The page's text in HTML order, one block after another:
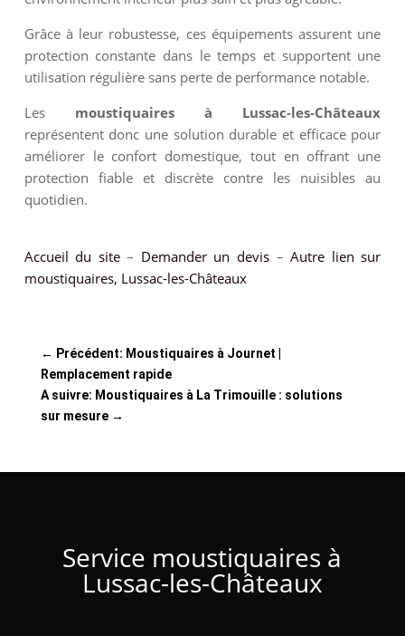
Grâce à leur robustesse, ces équipements assurent une
protection constante dans le temps et supportent une
utilisation régulière sans perte de performance notable.
Les moustiquaires à Lussac-les-Châteaux
représentent donc une solution durable et efficace pour
améliorer le confort domestique, tout en offrant une
protection fiable et discrète contre les nuisibles au
quotidien.
Accueil du site– Demander un devis –Autre lien sur
moustiquaires, Lussac-les-Châteaux
← Précédent: Moustiquaires à Journet |
Remplacement rapide
A suivre: Moustiquaires à La Trimouille : solutions
sur mesure→
Service moustiquaires à
Lussac-les-Châteaux